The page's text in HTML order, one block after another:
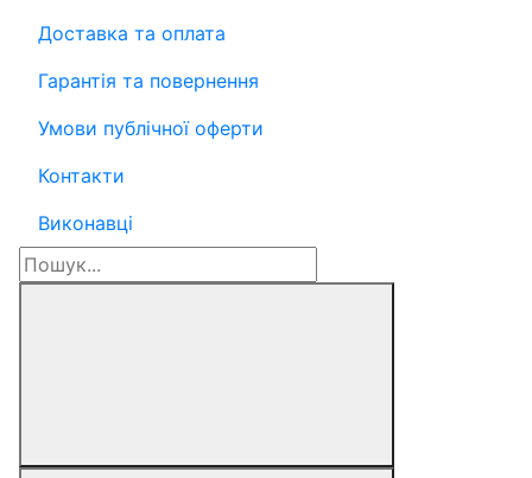
Доставка та оплата
Гарантія та повернення
Умови публічної оферти
Контакти
Виконавці